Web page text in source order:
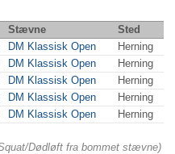
Stævne
Sted
DM Klassisk Open
Herning
DM Klassisk Open
Herning
DM Klassisk Open
Herning
DM Klassisk Open
Herning
DM Klassisk Open Herning
Dødløft fra bommet stævne)